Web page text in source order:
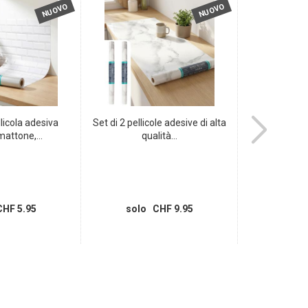
NUOVO
adesiva
5.95
NUOVO
Set di 2 pellicole adesive di alta
qualità...
solo CHF 9.95
Tappetino